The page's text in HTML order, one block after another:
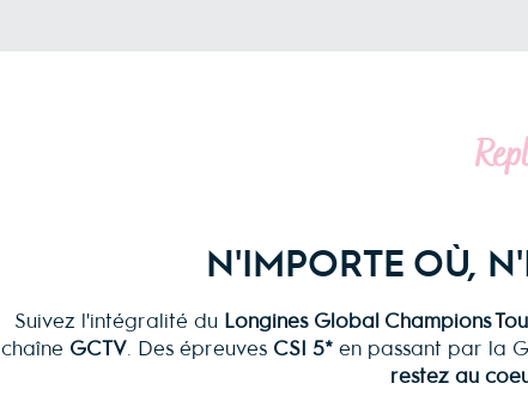
N'IMPORTE OÙ,
Suivez l'intégralité du Longines Global Champions
chaîne GCTV. Des épreuvesCSI 5*en passant par la
restez au